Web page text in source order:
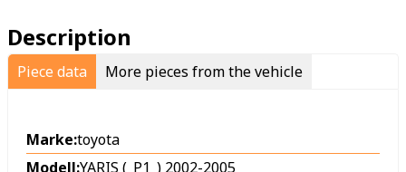
Description
Piece data More pieces from the vehicle
Marke:toyota
Modell:YARIS (_P1_) 2002-2005